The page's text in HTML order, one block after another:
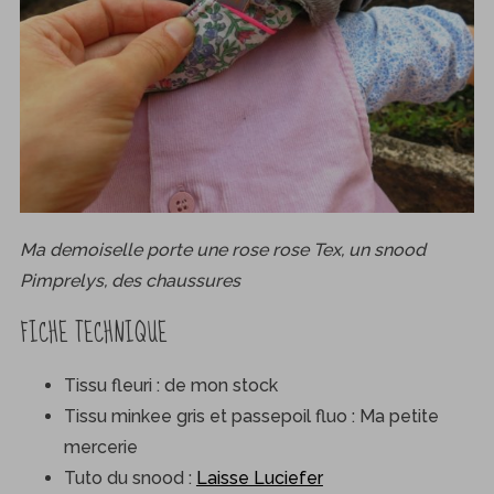
Ma demoiselle porte une rose rose Tex, un snood
Pimprelys, des chaussures
FICHE TECHNIQUE
Tissu fleuri : de mon stock
Tissu minkee gris et passepoil fluo : Ma petite
mercerie
Tuto du snood : Laisse Luciefer
h
f